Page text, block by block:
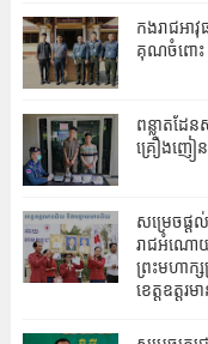
កងរាជអាវុ
គុណចំពោះ
ពន្លាតដែន
គ្រឿងញៀ
សម្រេចផ្ត
រាជអំណោយ
ព្រះមហាក្
ខេត្តឧត្ត